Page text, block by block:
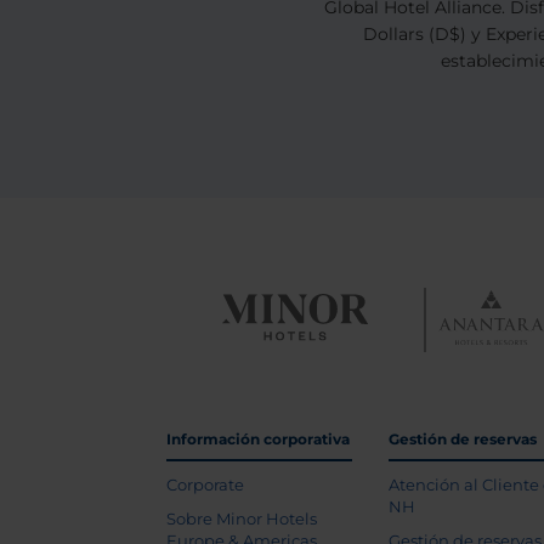
Global Hotel Alliance.
Dollars (D$) y
Información corporativa
Corporate
Sobre Minor Hotels
Europe & Americas
Gestión de reservas
Atención al Cliente
NH
Gestión de reservas